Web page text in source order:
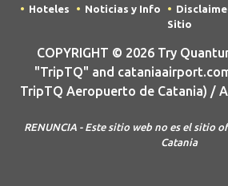
Hoteles
Noticias y Info
Sitio
COPYRIGHT © 2026 Try
"TripTQ" and
TripTQ Aeropuerto de Catania) /
RENUNCIA - Este sitio web no es el sitio
Catania